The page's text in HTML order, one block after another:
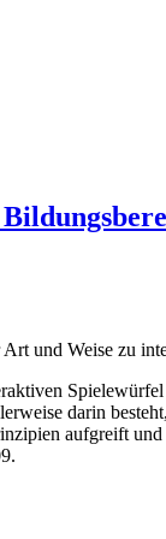
und Weise zu
darin
aufgreift